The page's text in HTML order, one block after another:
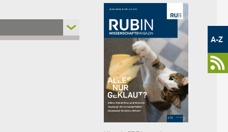
Metamenü
-
Newsportal
A-Z